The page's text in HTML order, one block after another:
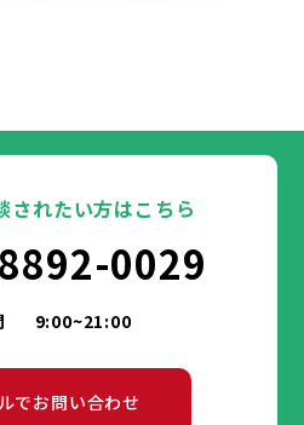
されたい方はこちら
0029
9:00~21:00
でお問い合わせ